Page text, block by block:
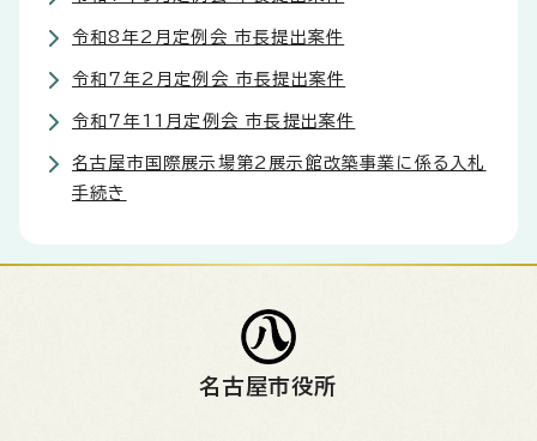
令和8年2月定例会 市長提出案件
令和7年2月定例会 市長提出案件
令和7年11月定例会 市長提出案件
名古屋市国際展示場第2展示館改築事業に係る入札
手続き
名古屋市役所